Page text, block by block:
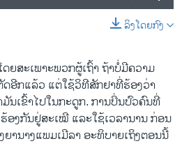
ລິງໂດຍກົງ
ຍ​ສະ​ເພາະພວກ​ຜູ້​ເຖົ້າ ​ຖ້າ​ບໍ່ມີ​ຄວາມ​
ດ​ອີກ​ແລ້ວ ແຕ່​ໃຊ້​ວິ​ທີ​ສັກ​ຢາ​ທີ່ຮ້ອງວ່າ​
ນ​ເຂົ້າ​ໄປ​ໃນ​ກະ​ດູກ. ການ​ປິ່ນ​ປົວ​ຄົນ​ທີ່​
ອງ​ກັນຢູ່​ສະ​ເໝີ ແລະ​ໃຊ້​ເວ​ລານານ​ ກ່ອນ​
າ​ນາງ​ແພມ​ເມີ​ລາ ອະ​ທິ​ບາຍ​ເຖິງ​ຕອນ​ນີ້​